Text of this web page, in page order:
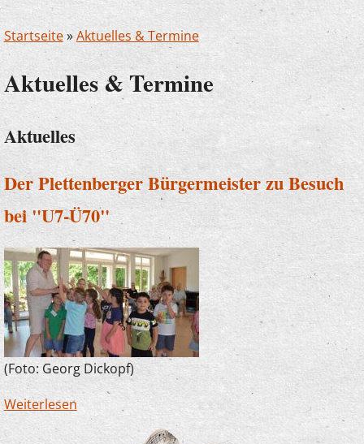
Startseite»Aktuelles & Termine
Aktuelles & Termine
Aktuelles
Der Plettenberger Bürgermeister zu Besuch
bei "U7-Ü70"
(Foto: Georg Dickopf)
Weiterlesenüber Der Plettenberger Bürgermeister zu
Besuch bei "U7-Ü70"